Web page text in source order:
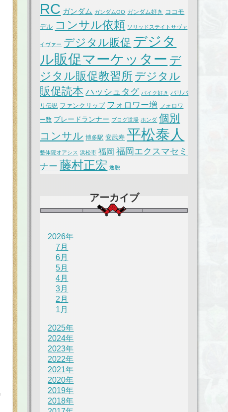
RC ガンダム ガンダムOO ガンダム好き ココモ
デル コンサル依頼 ソリッドステイトサヴァ
イヴァー デジタル販促 デジタ
ル販促マーケッター デ
ジタル販促教習所 デジタル
販促読本 ハッシュタグ バイク好き バリバ
リ伝説 ファンクリップ フォロワー増 フォロワ
ー数 ブレードランナー ブログ道場 ホンダ 個別
コンサル 博多駅 安武寿 平松泰人
整体院オアシス 浜松市 福岡 福岡エクスマセミ
ナー 藤村正宏 逸脱
アーカイブ
2026年
7月
6月
5月
4月
3月
2月
1月
2025年
2024年
2023年
2022年
2021年
2020年
2019年
2018年